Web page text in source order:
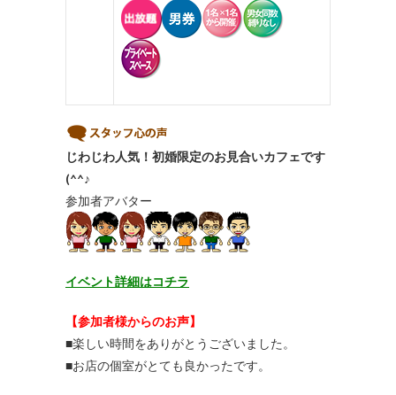
じわじわ人気！初婚限定のお見合いカフェです
(^^♪
参加者アバター
イベント詳細はコチラ
【参加者様からのお声】
■楽しい時間をありがとうございました。
■お店の個室がとても良かったです。